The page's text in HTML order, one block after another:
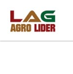
main
content